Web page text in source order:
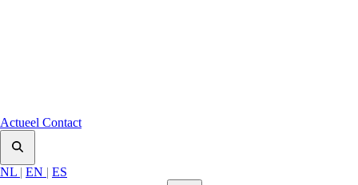
Actueel Contact
NL | EN | ES